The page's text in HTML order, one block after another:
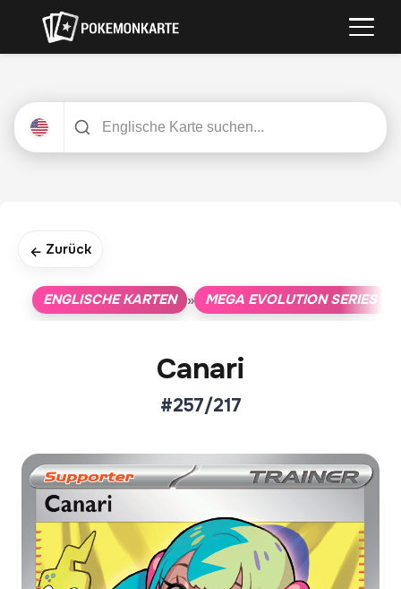
← Zurück
ENGLISCHE KARTEN » MEGA EVOLUTION SERIES
Canari
#257/217
Aktueller Marktpreis